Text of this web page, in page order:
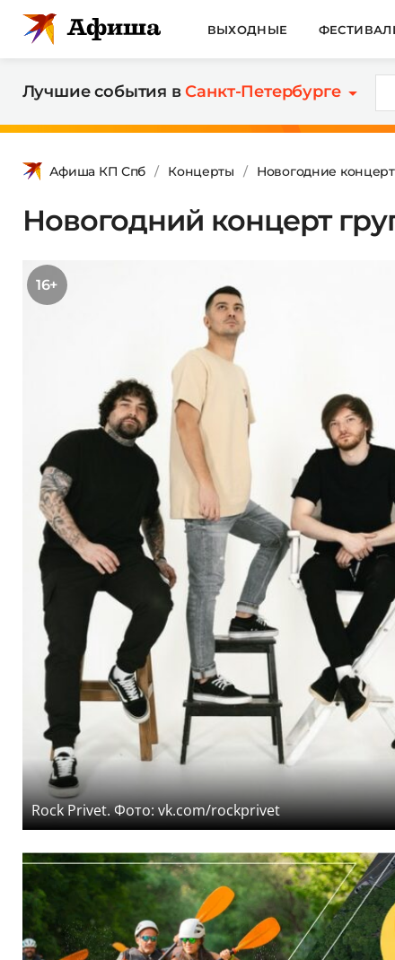
ВЫХОДНЫЕ
Лучшие события вСанкт-Петербурге
Афиша КП Спб Концерты Новогодние
Новогодний концерт
16+
Rock Privet. Фото: vk.com/rockprivet